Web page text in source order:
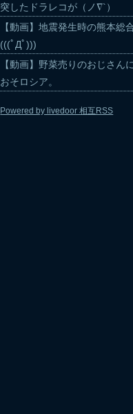
突したドラレコが（ノ∇`）
【動画】地震発生時の熊本総
(((ﾟДﾟ)))
【動画】野菜売りのおじさん
おそロシア。
Powered by livedoor 相互RSS